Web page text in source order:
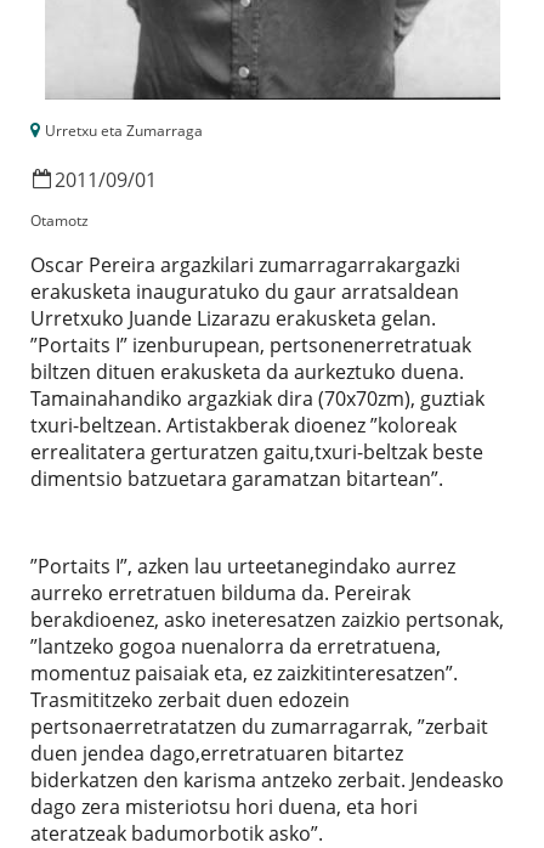
Urretxu eta Zumarraga
2011/09/01
Otamotz
Oscar Pereira argazkilari zumarragarrakargazki
erakusketa inauguratuko du gaur arratsaldean
Urretxuko Juande Lizarazu erakusketa gelan.
”Portaits I” izenburupean, pertsonenerretratuak
biltzen dituen erakusketa da aurkeztuko duena.
Tamainahandiko argazkiak dira (70x70zm), guztiak
txuri-beltzean. Artistakberak dioenez ”koloreak
errealitatera gerturatzen gaitu,txuri-beltzak beste
dimentsio batzuetara garamatzan bitartean”.
”Portaits I”, azken lau urteetanegindako aurrez
aurreko erretratuen bilduma da. Pereirak
berakdioenez, asko ineteresatzen zaizkio pertsonak,
”lantzeko gogoa nuenalorra da erretratuena,
momentuz paisaiak eta, ez zaizkitinteresatzen”.
Trasmititzeko zerbait duen edozein
pertsonaerretratatzen du zumarragarrak, ”zerbait
duen jendea dago,erretratuaren bitartez
biderkatzen den karisma antzeko zerbait. Jendeasko
dago zera misteriotsu hori duena, eta hori
ateratzeak badumorbotik asko”.